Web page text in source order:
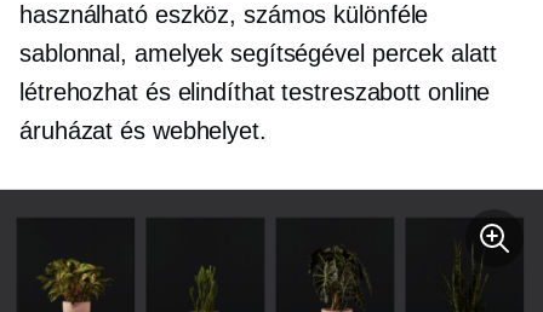
használható eszköz, számos különféle
sablonnal, amelyek segítségével percek alatt
létrehozhat és elindíthat testreszabott online
áruházat és webhelyet.